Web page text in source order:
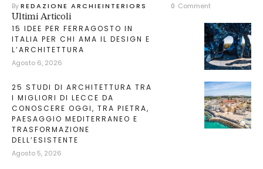
decorativa di lusso, annuncia il lancio di LUMISONA, un
innovativo sistema operativo di proprietà che integra luce,
suono e fragranze nei prodotti firmati Arcdecor&Macrolux.
L’azienda si propone così sul mercato come una Living
Concept Company di arredamento immersivo, fondata su
By REDAZIONE ARCHIEINTERIORS 0 Comment
Ultimi Articoli
15 IDEE PER FERRAGOSTO IN
ITALIA PER CHI AMA IL DESIGN E
L’ARCHITETTURA
Agosto 6, 2026
25 STUDI DI ARCHITETTURA TRA
I MIGLIORI DI LECCE DA
CONOSCERE OGGI, TRA PIETRA,
PAESAGGIO MEDITERRANEO E
TRASFORMAZIONE
DELL’ESISTENTE
Agosto 5, 2026